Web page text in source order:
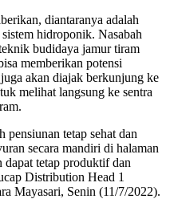
diantaranya adalah
hidroponik. Nasabah
budidaya jamur tiram
memberikan potensi
akan diajak berkunjung ke
melihat langsung ke sentra
pensiunan tetap sehat dan
secara mandiri di halaman
dapat tetap produktif dan
Distribution Head 1
Mayasari, Senin (11/7/2022).